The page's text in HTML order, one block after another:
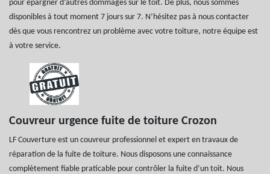
pour épargner d’autres dommages sur le toit. De plus, nous sommes
disponibles à tout moment 7 jours sur 7. N’hésitez pas à nous contacter
dès que vous rencontrez un problème avec votre toiture, notre équipe est
à votre service.
Couvreur urgence fuite de toiture Crozon
LF Couverture est un couvreur professionnel et expert en travaux de
réparation de la fuite de toiture. Nous disposons une connaissance
complètement fiable praticable pour contrôler la fuite d’un toit. Nous